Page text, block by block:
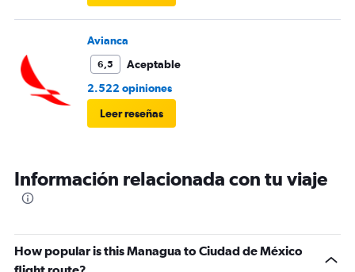
Avianca
6,5
Aceptable
2.522 opiniones
Leer reseñas
Información relacionada con tu viaje
How popular is this Managua to Ciudad de México